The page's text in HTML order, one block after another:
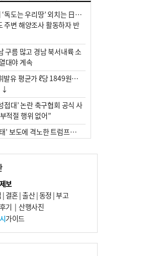
독도는 우리땅’ 외치는 日…
주변 해양조사 활동하자 반
구름 많고 경남 북서내륙 소
대야 계속
발유 평균가 ℓ당 1849원…
↓
접대’ 논란 축구협회 공식 사
적절 행위 없어”
’ 보도에 격노한 트럼프…
발생"
대’ 세계로교회 손현보,
프 접견
흉기 난동…60대 남성 2명
보
| 결혼|출산|동정 |부고
기 | 산행사진
가이드